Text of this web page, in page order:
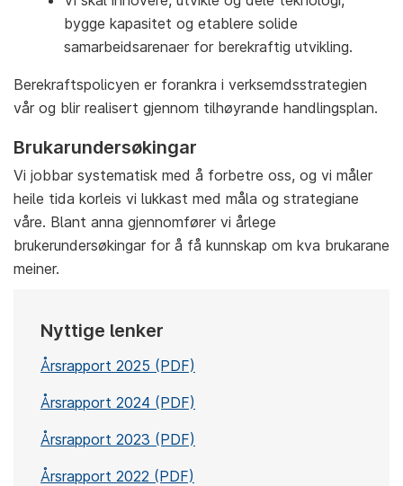
bygge kapasitet og etablere solide
samarbeidsarenaer for berekraftig utvikling.
Berekraftspolicyen er forankra i verksemdsstrategien
vår og blir realisert gjennom tilhøyrande handlingsplan.
Brukarundersøkingar
Vi jobbar systematisk med å forbetre oss, og vi måler
heile tida korleis vi lukkast med måla og strategiane
våre. Blant anna gjennomfører vi årlege
brukerundersøkingar for å få kunnskap om kva brukarane
meiner.
Nyttige lenker
Årsrapport 2025 (PDF)
Årsrapport 2024 (PDF)
Årsrapport 2023 (PDF)
Årsrapport 2022 (PDF)